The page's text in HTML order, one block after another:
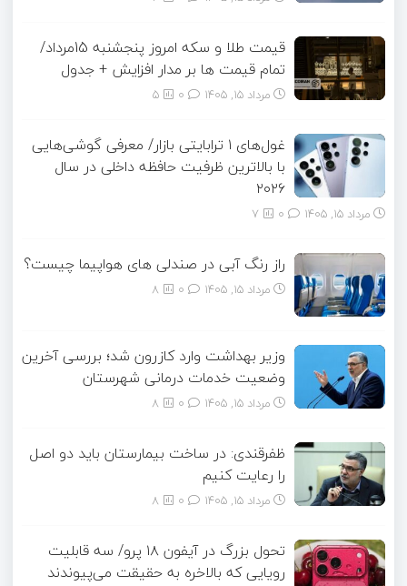
قیمت طلا و سکه امروز پنجشنبه 15مرداد/
تمام قیمت ها بر مدار افزایش + جدول
مرداد ۱۵, ۱۴۰۵ 5
غول‌های ۱ ترابایتی بازار/ معرفی گوشی‌هایی
با بالاترین ظرفیت حافظه داخلی در سال
۲۰۲۶
مرداد ۱۵, ۱۴۰۵ 7
راز رنگ آبی در صندلی های هواپیما چیست؟
مرداد ۱۵, ۱۴۰۵ 8
وزیر بهداشت وارد کازرون شد؛ بررسی آخرین
وضعیت خدمات درمانی شهرستان
مرداد ۱۵, ۱۴۰۵ 8
ظفرقندی: در ساخت بیمارستان باید دو اصل
را رعایت کنیم
مرداد ۱۵, ۱۴۰۵ 8
تحول بزرگ در آیفون ۱۸ پرو/ سه قابلیت
رویایی که بالاخره به حقیقت می‌پیوندند